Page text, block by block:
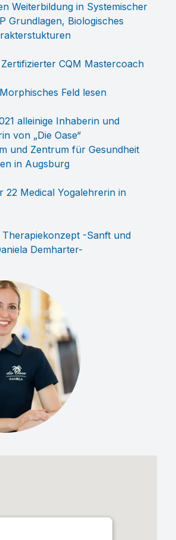
Weiterbildung in Systemischer
Grundlagen, Biologisches
Zertifizierter CQM Mastercoach
Feld lesen
alleinige Inhaberin und
von „Die Oase“
und Zentrum für Gesundheit
in Augsburg
22 Medical Yogalehrerin in
Therapiekonzept -Sanft und
Demharter-